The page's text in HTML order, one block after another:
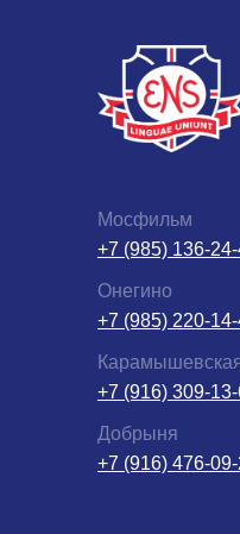
+7 (916) 476-
Добрыня
+7 (916) 309-
+7 (985) 220-
Онегино
+7 (985) 136-
Мосфильм